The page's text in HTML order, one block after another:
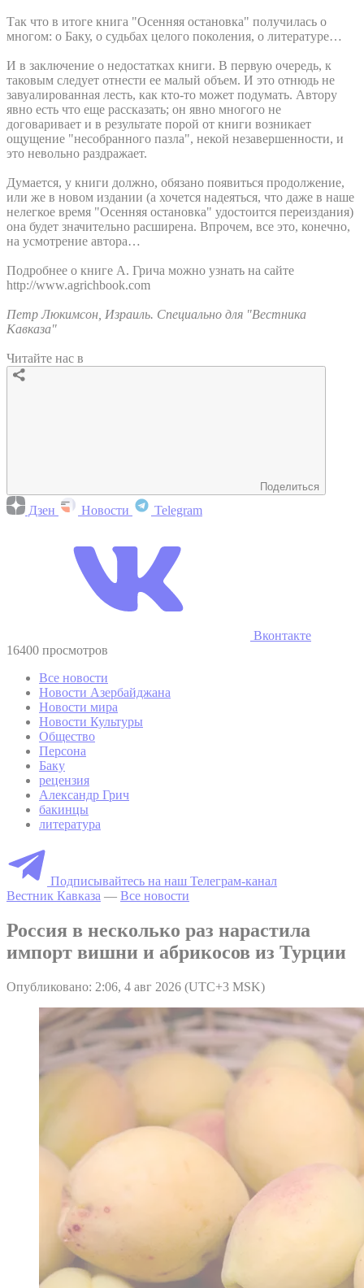
Так что в итоге книга "Осенняя остановка" получилась о
многом: о Баку, о судьбах целого поколения, о литературе…
И в заключение о недостатках книги. В первую очередь, к
таковым следует отнести ее малый объем. И это отнюдь не
завуалированная лесть, как кто-то может подумать. Автору
явно есть что еще рассказать; он явно многого не
договаривает и в результате порой от книги возникает
ощущение "несобранного пазла", некой незавершенности, и
это невольно раздражает.
Думается, у книги должно, обязано появиться продолжение,
или же в новом издании (а хочется надеяться, что даже в наше
нелегкое время "Осенняя остановка" удостоится переиздания)
она будет значительно расширена. Впрочем, все это, конечно,
на усмотрение автора…
Подробнее о книге А. Грича можно узнать на сайте
http://www.agrichbook.com
Петр Люкимсон, Израиль. Специально для "Вестника
Кавказа"
Читайте нас в
Поделиться
Дзен Новости Telegram
Вконтакте
16400 просмотров
Все новости
Новости Азербайджана
Новости мира
Новости Культуры
Общество
Персона
Баку
рецензия
Александр Грич
бакинцы
литература
Подписывайтесь на наш Телеграм-канал
Вестник Кавказа — Все новости
Россия в несколько раз нарастила
импорт вишни и абрикосов из Турции
Опубликовано: 2:06, 4 авг 2026 (UTC+3 MSK)